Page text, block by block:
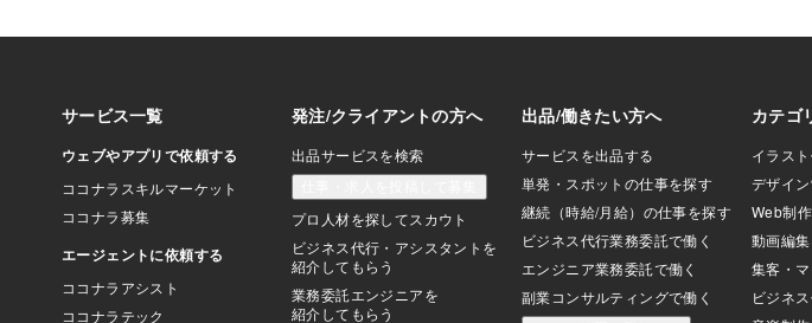
で〜」は、ポップで爽やかなナンバー。